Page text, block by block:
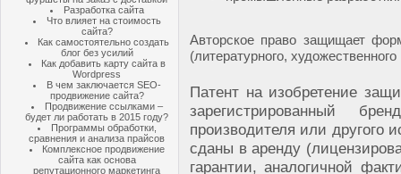
Разработка сайта
Что влияет на стоимость
сайта?
Как самостоятельно создать
блог без усилий
Как добавить карту сайта в
Wordpress
В чем заключается SEO-
продвижение сайта?
Продвижение ссылками –
будет ли работать в 2015 году?
Программы обработки,
сравнения и анализа прайсов
Комплексное продвижение
сайта как основа
репутационного маркетинга
Авторское право защищает
(литературного,
Патент на изобретение
зарегистрированный
производителя или другого
сданы в аренду
гарантии, аналогичной